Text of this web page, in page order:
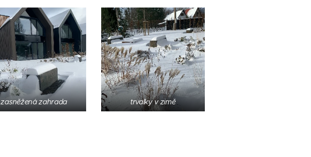
zasněžená zahrada trvalky v zimě